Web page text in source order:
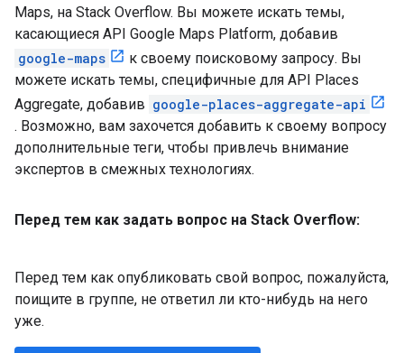
Maps, на Stack Overflow. Вы можете искать темы,
касающиеся API Google Maps Platform, добавив
google-maps
к своему поисковому запросу. Вы
можете искать темы, специфичные для API Places
Aggregate, добавив google-places-aggregate-api
. Возможно, вам захочется добавить к своему вопросу
дополнительные теги, чтобы привлечь внимание
экспертов в смежных технологиях.
Перед тем как задать вопрос на Stack Overflow:
Перед тем как опубликовать свой вопрос, пожалуйста,
поищите в группе, не ответил ли кто-нибудь на него
уже.